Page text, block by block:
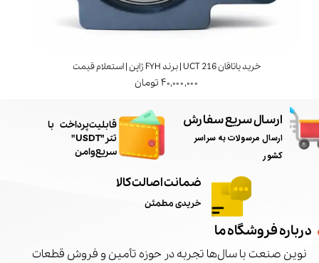
خرید یاتاقان UCT 216 | برند FYH ژاپن | استعلام قیمت
۴۰,۰۰۰,۰۰۰ تومان
ارسال سریع سفارش
ارسال مرسولات به سراسر
کشور
ضمانت اصالت کالا
خریدی مطمئن
درباره فروشگاه ما
نوین صنعت با سال‌ها تجربه در حوزه تأمین و فروش قطعات
​قابلیت پرداخت با
تتر"USDT"
سریع و امن